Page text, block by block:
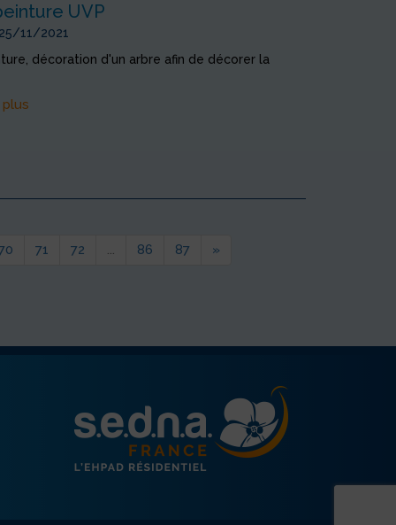
UVP
11/2021
décoration d'un arbre afin de décorer la
plus
71 72 ... 86 87 »